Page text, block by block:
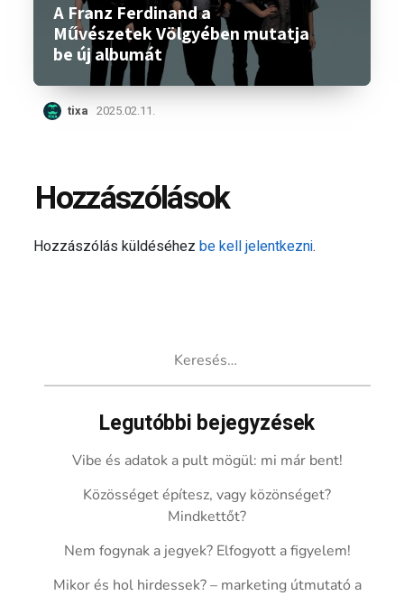
A Franz Ferdinand a
Művészetek Völgyében mutatja
be új albumát
tixa 2025.02.11.
Hozzászólások
Hozzászólás küldéséhezbe kell jelentkezni.
Legutóbbi bejegyzések
Vibe és adatok a pult mögül: mi már bent!
Közösséget építesz, vagy közönséget?
Mindkettőt?
Nem fogynak a jegyek? Elfogyott a figyelem!
Mikor és hol hirdessek? – marketing útmutató a